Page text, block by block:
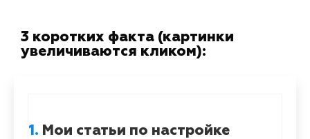
3 коротких факта (картинки
увеличиваются кликом):
1. Мои статьи по настройке